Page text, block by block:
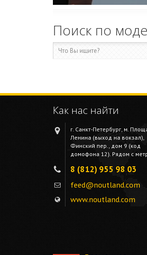
Поиск по
Как нас найти
г. Санкт-Петербург, м.
Ленина (выход на вокзал),
Финский пер., дом 9 (код
домофона 12). Рядом с
8 (812) 955 98 03
feed@noutland.com
www.noutland.com